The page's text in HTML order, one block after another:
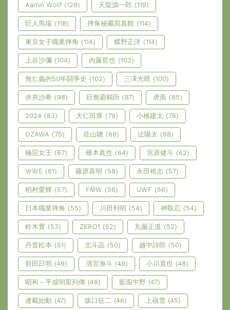
Aaron Wolf (128) 天龍源一郎 (119)
巨人馬場 (118) 摔角秘藏寫真館 (114)
東京女子職業摔角 (114) 蝶野正洋 (114)
上谷沙彌 (104) 內藤哲也 (103)
無仁義的50年鬪爭史 (102) 三澤光晴 (100)
赤井沙希 (98) 巨無霸鶴田 (87) 虎面 (85)
2024 (83) 大仁田厚 (79) 小橋建太 (76)
OZAWA (75) 佐山聰 (68) 辻陽太 (68)
極惡女王 (67) 橋本真也 (64) 宮原健斗 (62)
WWE (61) 藤原喜明 (58) 永田裕志 (57)
稻村愛輝 (57) FMW (56) UWF (56)
日本職業摔角 (55) 川田利明 (54) 神取忍 (54)
鈴木實 (53) ZERO1 (52) 丸藤正道 (52)
丹普松本 (51) 北斗晶 (50) 越中詩郎 (50)
前田日明 (49) 清宮海斗 (49) 小川直也 (48)
昭和～平成明星列傳 (48) 藍面中野 (47)
連載始動 (47) 坂口征二 (46) 上福雪 (45)